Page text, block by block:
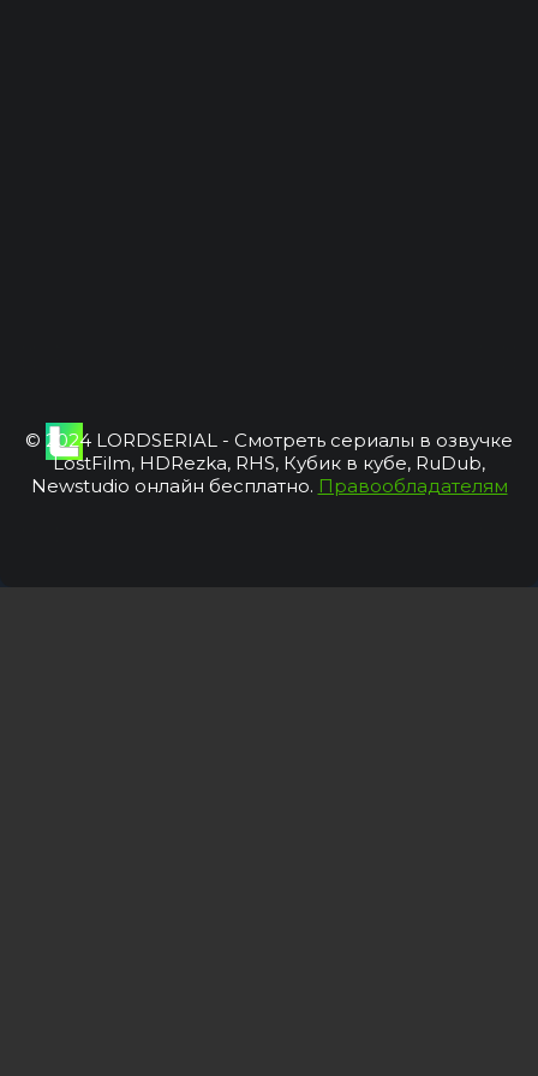
© 2024 LORDSERIAL - Смотреть сериалы в озвучке
LostFilm, HDRezka, RHS, Кубик в кубе, RuDub,
Newstudio онлайн бесплатно. Правообладателям